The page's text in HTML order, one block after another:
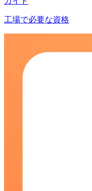
工場で必要な資格